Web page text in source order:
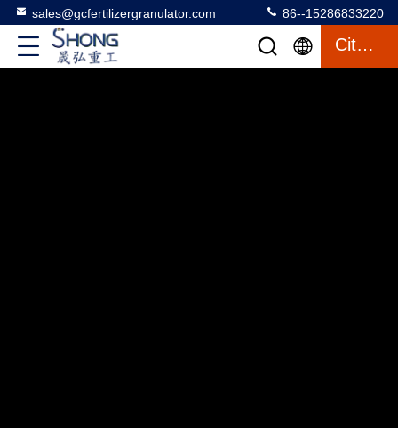
sales@gcfertilizergranulator.com 86--15286833220
Citation